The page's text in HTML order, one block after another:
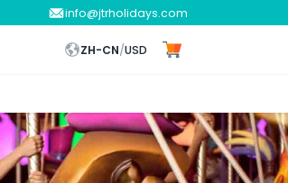
info@jtrholidays.com
ZH-CN/USD